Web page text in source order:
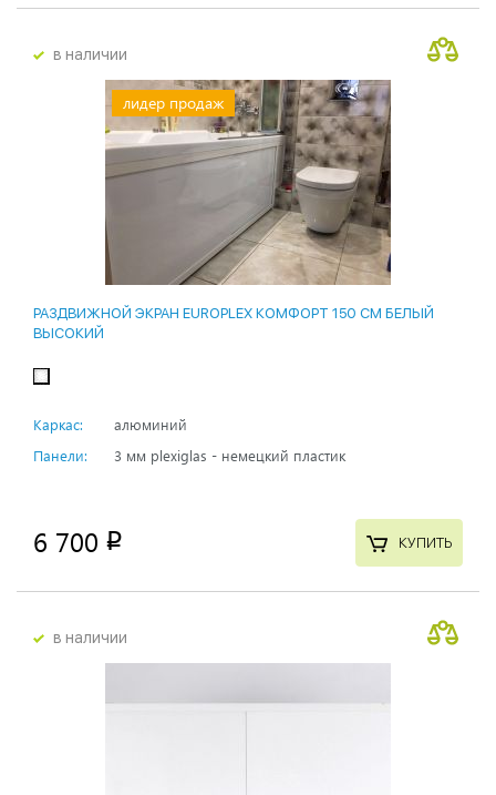
в наличии
лидер продаж
РАЗДВИЖНОЙ ЭКРАН EUROPLEX КОМФОРТ 150 СМ БЕЛЫЙ
ВЫСОКИЙ
Каркас:
алюминий
Панели:
3 мм plexiglas - немецкий пластик
6 700 p КУПИТЬ
в наличии